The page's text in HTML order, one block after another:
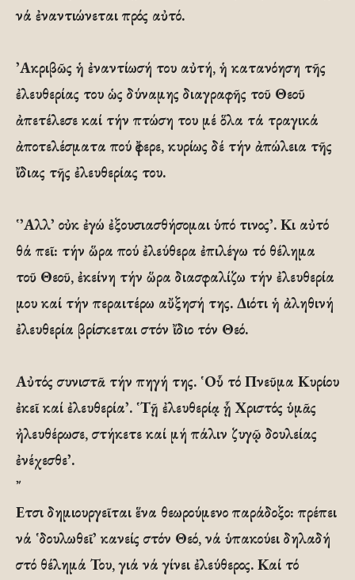
νά ἐναντιώνεται πρός αὐτό.
᾽Ακριβῶς ἡ ἐναντίωσή του αὐτή, ἡ κατανόηση τῆς
ἐλευθερίας του ὡς δύναμης διαγραφῆς τοῦ Θεοῦ
ἀπετέλεσε καί τήν πτώση του μέ ὅλα τά τραγικά
ἀποτελέσματα πού ἔφερε, κυρίως δέ τήν ἀπώλεια τῆς
ἴδιας τῆς ἐλευθερίας του.
῾᾽Αλλ᾽ οὐκ ἐγώ ἐξουσιασθήσομαι ὑπό τινος᾽. Κι αὐτό
θά πεῖ: τήν ὥρα πού ἐλεύθερα ἐπιλέγω τό θέλημα
τοῦ Θεοῦ, ἐκείνη τήν ὥρα διασφαλίζω τήν ἐλευθερία
μου καί τήν περαιτέρω αὔξησή της. Διότι ἡ ἀληθινή
ἐλευθερία βρίσκεται στόν ἴδιο τόν Θεό.
Αὐτός συνιστᾶ τήν πηγή της. ῾Οὗ τό Πνεῦμα Κυρίου
ἐκεῖ καί ἐλευθερία᾽. ῾Τῇ ἐλευθερίᾳ ᾗ Χριστός ὑμᾶς
ἠλευθέρωσε, στήκετε καί μή πάλιν ζυγῷ δουλείας
ἐνέχεσθε᾽.
῎
Ετσι δημιουργεῖται ἕνα θεωρούμενο παράδοξο: πρέπει
νά ῾δουλωθεῖ᾽ κανείς στόν Θεό, νά ὑπακούει δηλαδή
στό θέλημά Του, γιά νά γίνει ἐλεύθερος. Καί τό